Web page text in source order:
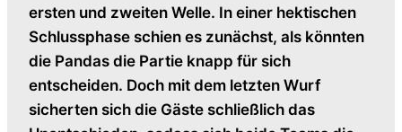
ersten und zweiten Welle. In einer hektischen
Schlussphase schien es zunächst, als könnten
die Pandas die Partie knapp für sich
entscheiden. Doch mit dem letzten Wurf
sicherten sich die Gäste schließlich das